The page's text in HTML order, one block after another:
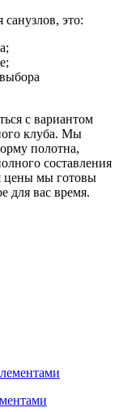
это:
с вариантом
клуба. Мы
полотна,
составления
цены мы готовы
для вас время.